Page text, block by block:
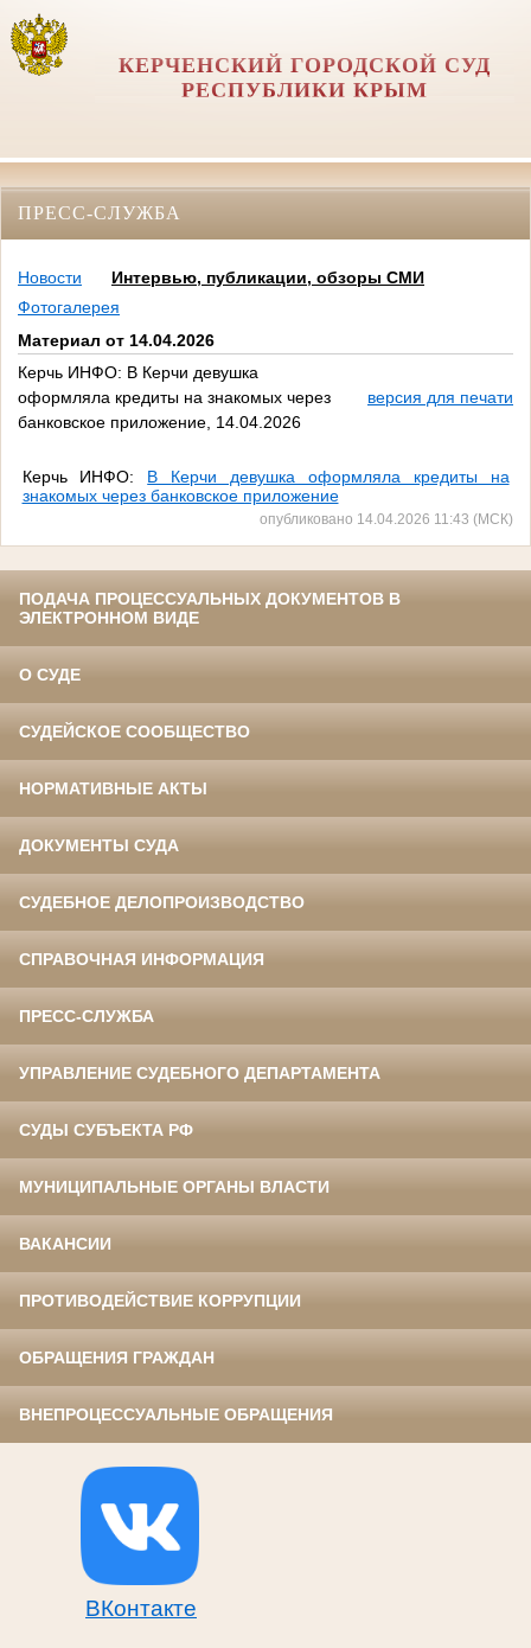
КЕРЧЕНСКИЙ ГОРОДСКОЙ СУД
РЕСПУБЛИКИ КРЫМ
ПРЕСС-СЛУЖБА
Новости
Интервью, публикации, обзоры СМИ
Фотогалерея
Материал от 14.04.2026
Керчь ИНФО: В Керчи девушка
оформляла кредиты на знакомых через
банковское приложение, 14.04.2026
версия для печати
Керчь ИНФО: В Керчи девушка оформляла кредиты на
знакомых через банковское приложение
опубликовано 14.04.2026 11:43 (МСК)
ПОДАЧА ПРОЦЕССУАЛЬНЫХ ДОКУМЕНТОВ В
ЭЛЕКТРОННОМ ВИДЕ
О СУДЕ
СУДЕЙСКОЕ СООБЩЕСТВО
НОРМАТИВНЫЕ АКТЫ
ДОКУМЕНТЫ СУДА
СУДЕБНОЕ ДЕЛОПРОИЗВОДСТВО
СПРАВОЧНАЯ ИНФОРМАЦИЯ
ПРЕСС-СЛУЖБА
УПРАВЛЕНИЕ СУДЕБНОГО ДЕПАРТАМЕНТА
СУДЫ СУБЪЕКТА РФ
МУНИЦИПАЛЬНЫЕ ОРГАНЫ ВЛАСТИ
ВАКАНСИИ
ПРОТИВОДЕЙСТВИЕ КОРРУПЦИИ
ОБРАЩЕНИЯ ГРАЖДАН
ВНЕПРОЦЕССУАЛЬНЫЕ ОБРАЩЕНИЯ
ВКонтакте